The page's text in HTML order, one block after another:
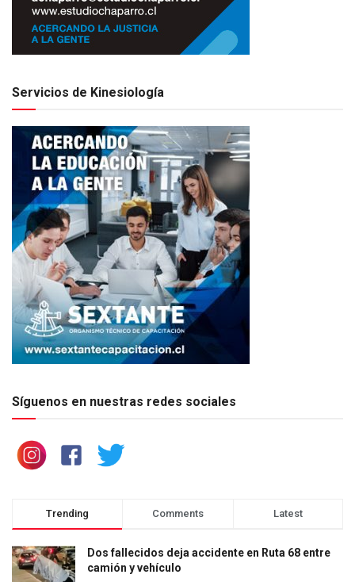
Servicios de Kinesiología
Síguenos en nuestras redes sociales
Trending Comments Latest
Dos fallecidos deja accidente en Ruta 68 entre
camión y vehículo